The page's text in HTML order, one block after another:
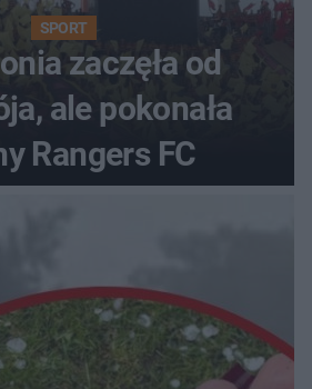
SPORT
zaczęła od
ale pokonała
Rangers FC